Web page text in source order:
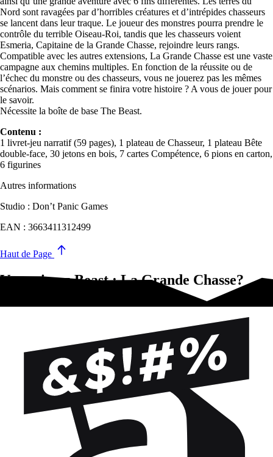
Nord sont ravagées par d’horribles créatures et d’intrépides chasseurs
se lancent dans leur traque. Le joueur des monstres pourra prendre le
contrôle du terrible Oiseau-Roi, tandis que les chasseurs voient
Esmeria, Capitaine de la Grande Chasse, rejoindre leurs rangs.
Compatible avec les autres extensions, La Grande Chasse est une vaste
campagne aux chemins multiples. En fonction de la réussite ou de
l’échec du monstre ou des chasseurs, vous ne jouerez pas les mêmes
scénarios. Mais comment se finira votre histoire ? A vous de jouer pour
le savoir.
Nécessite la boîte de base The Beast.
Contenu :
1 livret-jeu narratif (59 pages), 1 plateau de Chasseur, 1 plateau Bête
double-face, 30 jetons en bois, 7 cartes Compétence, 6 pions en carton,
6 figurines
Autres informations
Studio : Don’t Panic Games
EAN : 3663411312499
Haut de Page
Vous aimez Beast : La Grande Chasse?